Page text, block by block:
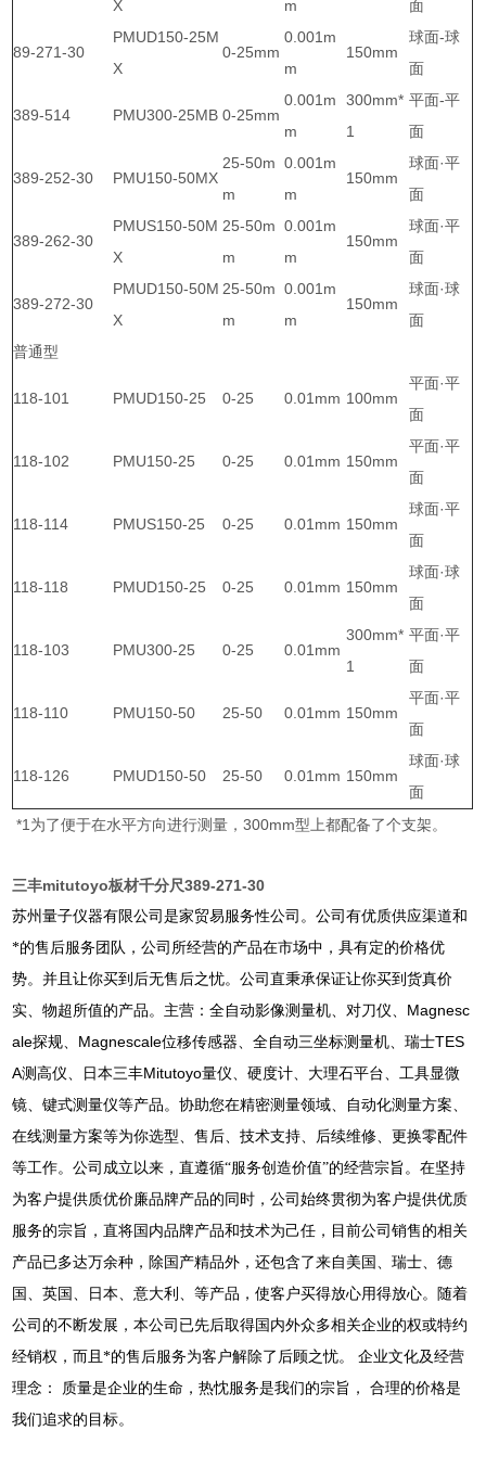
X
m
面
89-271-30
PMUD150-25M
X
0-25mm
0.001m
m
150mm
球面-球
面
389-514 PMU300-25MB 0-25mm
0.001m
m
300mm*
1
平面-平
面
389-252-30 PMU150-50MX
25-50m
m
0.001m
m
150mm
球面·平
面
389-262-30
PMUS150-50M
X
25-50m
m
0.001m
m
150mm
球面·平
面
389-272-30
PMUD150-50M
X
25-50m
m
0.001m
m
150mm
球面·球
面
普通型
118-101 PMUD150-25 0-25 0.01mm 100mm
平面·平
面
118-102 PMU150-25 0-25 0.01mm 150mm
平面·平
面
118-114 PMUS150-25 0-25 0.01mm 150mm
球面·平
面
118-118 PMUD150-25 0-25 0.01mm 150mm
球面·球
面
118-103 PMU300-25 0-25 0.01mm
300mm*
1
平面·平
面
118-110 PMU150-50 25-50 0.01mm 150mm
平面·平
面
118-126 PMUD150-50 25-50 0.01mm 150mm
球面·球
面
*1为了便于在水平方向进行测量，300mm型上都配备了个支架。
三丰mitutoyo板材千分尺389-271-30
苏州量子仪器有限公司是家贸易服务性公司。公司有优质供应渠道和
*的售后服务团队，公司所经营的产品在市场中，具有定的价格优
势。并且让你买到后无售后之忧。公司直秉承保证让你买到货真价
实、物超所值的产品。主营：全自动影像测量机、对刀仪、 Magnesc
ale探规、 Magnescale位移传感器、全自动三坐标测量机、瑞士TES
A测高仪、日本三丰Mitutoyo量仪、硬度计、大理石平台、工具显微
镜、键式测量仪等产品。协助您在精密测量领域、自动化测量方案、
在线测量方案等为你选型、售后、技术支持、后续维修、更换零配件
等工作。公司成立以来，直遵循“服务创造价值”的经营宗旨。在坚持
为客户提供质优价廉品牌产品的同时，公司始终贯彻为客户提供优质
服务的宗旨，直将国内品牌产品和技术为己任，目前公司销售的相关
产品已多达万余种，除国产精品外，还包含了来自美国、瑞士、德
国、英国、日本、意大利、等产品，使客户买得放心用得放心。随着
公司的不断发展，本公司已先后取得国内外众多相关企业的权或特约
经销权，而且*的售后服务为客户解除了后顾之忧。
企业文化及经营
理念：
质量是企业的生命，热忱服务是我们的宗旨，
合理的价格是
我们追求的目标。